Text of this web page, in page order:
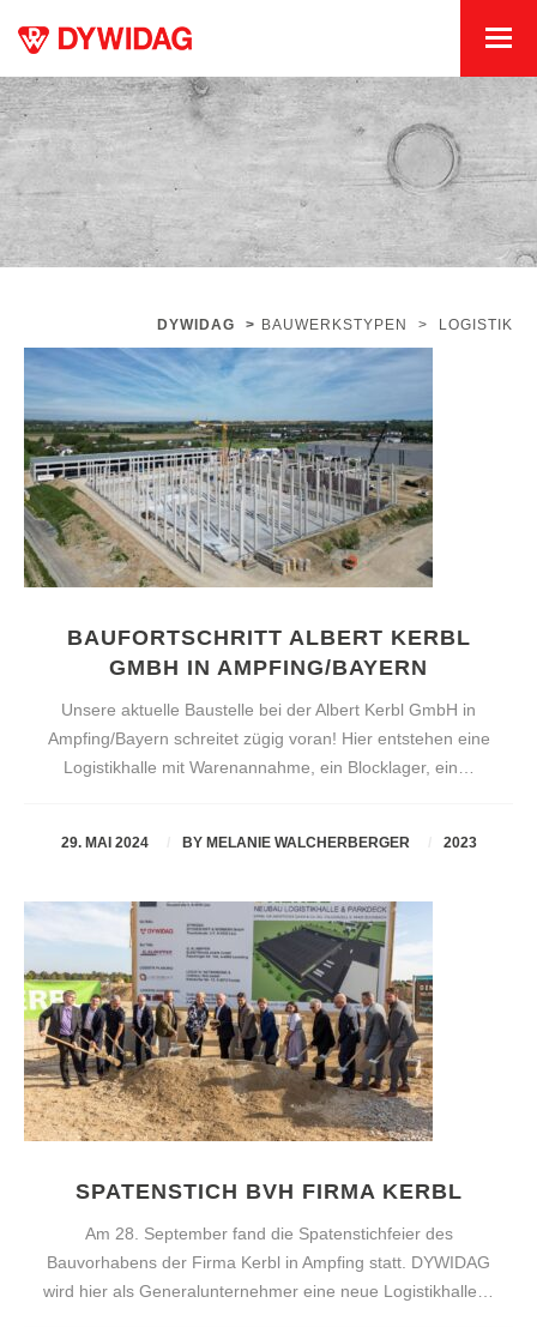
DYWIDAG > BAUWERKSTYPEN > LOGISTIK
BAUFORTSCHRITT ALBERT KERBL
GMBH IN AMPFING/BAYERN
Unsere aktuelle Baustelle bei der Albert Kerbl GmbH in
Ampfing/Bayern schreitet zügig voran! Hier entstehen eine
Logistikhalle mit Warenannahme, ein Blocklager, ein…
29. MAI 2024 BYMELANIE WALCHERBERGER 2023
SPATENSTICH BVH FIRMA KERBL
Am 28. September fand die Spatenstichfeier des
Bauvorhabens der Firma Kerbl in Ampfing statt. DYWIDAG
wird hier als Generalunternehmer eine neue Logistikhalle…